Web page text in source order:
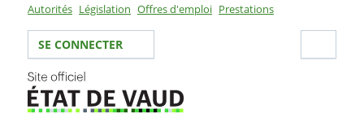
Sous-navigation
Autorités Législation Offres d'emploi Prestations
Votre identité
SE CONNECTER